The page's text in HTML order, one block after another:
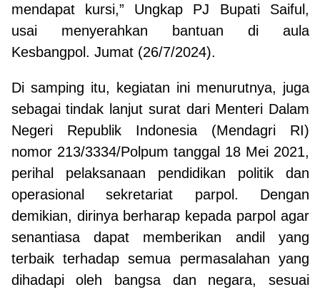
mendapat kursi,” Ungkap PJ Bupati Saiful,
usai menyerahkan bantuan di aula
Kesbangpol. Jumat (26/7/2024).
Di samping itu, kegiatan ini menurutnya, juga
sebagai tindak lanjut surat dari Menteri Dalam
Negeri Republik Indonesia (Mendagri RI)
nomor 213/3334/Polpum tanggal 18 Mei 2021,
perihal pelaksanaan pendidikan politik dan
operasional sekretariat parpol. Dengan
demikian, dirinya berharap kepada parpol agar
senantiasa dapat memberikan andil yang
terbaik terhadap semua permasalahan yang
dihadapi oleh bangsa dan negara, sesuai